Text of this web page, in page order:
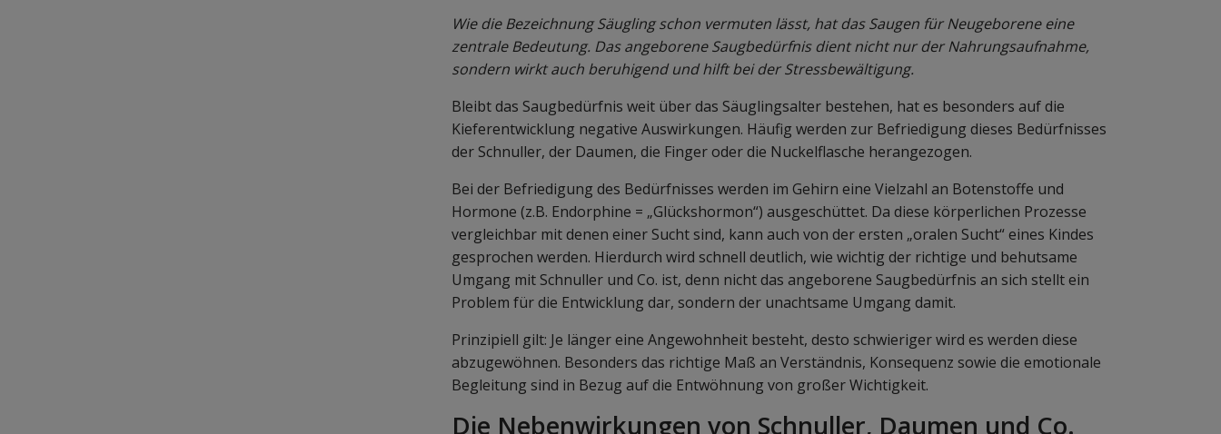
Wie die Bezeichnung Säugling schon vermuten lässt, hat das Saugen für Neugeborene eine
zentrale Bedeutung. Das angeborene Saugbedürfnis dient nicht nur der Nahrungsaufnahme,
sondern wirkt auch beruhigend und hilft bei der Stressbewältigung.
Bleibt das Saugbedürfnis weit über das Säuglingsalter bestehen, hat es besonders auf die
Kieferentwicklung negative Auswirkungen. Häufig werden zur Befriedigung dieses Bedürfnisses
der Schnuller, der Daumen, die Finger oder die Nuckelflasche herangezogen.
Bei der Befriedigung des Bedürfnisses werden im Gehirn eine Vielzahl an Botenstoffe und
Hormone (z.B. Endorphine = „Glückshormon“) ausgeschüttet. Da diese körperlichen Prozesse
vergleichbar mit denen einer Sucht sind, kann auch von der ersten „oralen Sucht“ eines Kindes
gesprochen werden. Hierdurch wird schnell deutlich, wie wichtig der richtige und behutsame
Umgang mit Schnuller und Co. ist, denn nicht das angeborene Saugbedürfnis an sich stellt ein
Problem für die Entwicklung dar, sondern der unachtsame Umgang damit.
Prinzipiell gilt: Je länger eine Angewohnheit besteht, desto schwieriger wird es werden diese
abzugewöhnen. Besonders das richtige Maß an Verständnis, Konsequenz sowie die emotionale
Begleitung sind in Bezug auf die Entwöhnung von großer Wichtigkeit.
Die Nebenwirkungen von Schnuller, Daumen und Co.